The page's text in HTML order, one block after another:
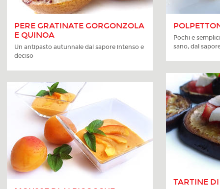
PERE GRATINATE GORGONZOLA
E QUINOA
Un antipasto autunnale dal sapore intenso e
deciso
Pochi e
sano, dal
TARTINE